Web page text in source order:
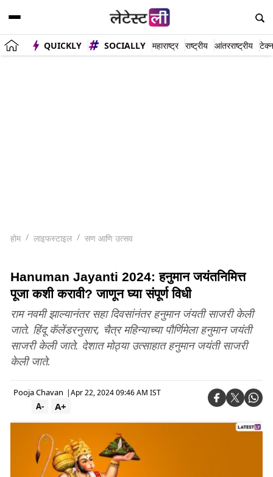
QUICKLY SOCIALLY महाराष्ट्र राष्ट्रीय आंतरराष्ट्रीय
होम लाइफस्टाइल सण आणि उत्सव
Hanuman Jayanti 2024: हनुमान जयंतनिमित्त
पूजा कशी करावी? जाणून घ्या संपूर्ण विधी
राम नवमी झाल्यानंतर सहा दिवसांनंतर हनुमान जंयती साजरी केली
जाते. हिंदू कॅलेंडरनुसार, चैत्र महिन्याच्या पौर्णिमेला हनुमान जयंती
साजरी केली जाते. देशात मोठ्या उत्साहात हनुमान जयंती साजरी
केली जाते.
Pooja Chavan |Apr 22, 2024 09:46 AM IST
A+
A-